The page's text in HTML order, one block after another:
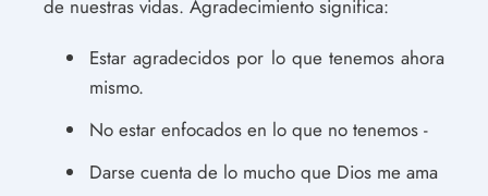
de nuestras vidas. Agradecimiento significa:
Estar agradecidos por lo que tenemos ahora
mismo.
No estar enfocados en lo que no tenemos -
Darse cuenta de lo mucho que Dios me ama